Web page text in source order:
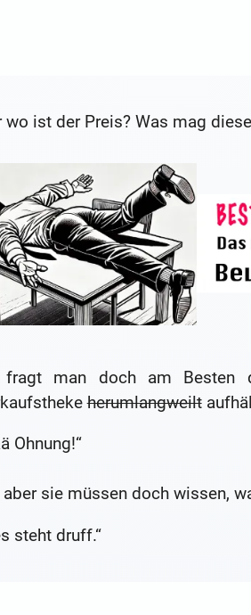
wo ist der Preis? Was mag
fragt man doch am Besten
herumlangweilt
Ohnung!“
aber sie müssen doch wissen,
steht druff.“